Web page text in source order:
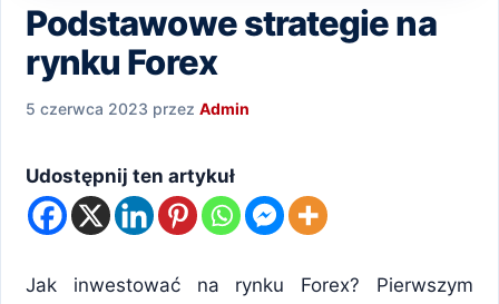
Podstawowe strategie na
rynku Forex
5 czerwca 2023 przez Admin
Udostępnij ten artykuł
Jak inwestować na rynku Forex? Pierwszym